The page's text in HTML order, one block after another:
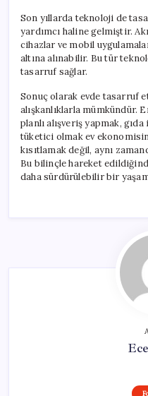
Son yıllarda teknoloji de
yardımcı haline gelmiştir.
cihazlar ve mobil
altına alınabilir. Bu tür
tasarruf sağlar.
Sonuç olarak evde tasarruf
alışkanlıklarla mümkündür.
planlı alışveriş yapmak,
tüketici olmak ev
kısıtlamak değil, aynı
Bu bilinçle hareket
daha sürdürülebilir bir